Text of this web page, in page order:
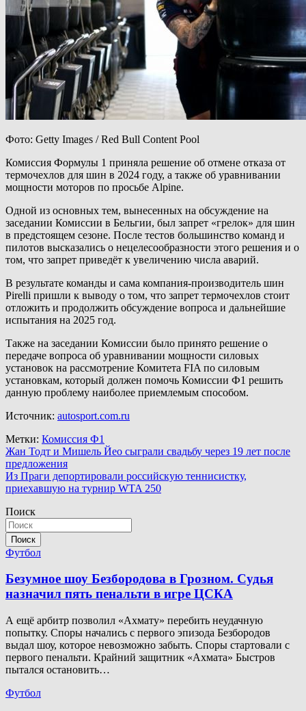
Фото: Getty Images / Red Bull Content Pool
Комиссия Формулы 1 приняла решение об отмене отказа от
термочехлов для шин в 2024 году, а также об уравнивании
мощности моторов по просьбе Alpine.
Одной из основных тем, вынесенных на обсуждение на
заседании Комиссии в Бельгии, был запрет «грелок» для шин
в предстоящем сезоне. После тестов большинство команд и
пилотов высказались о нецелесообразности этого решения и о
том, что запрет приведёт к увеличению числа аварий.
В результате команды и сама компания-производитель шин
Pirelli пришли к выводу о том, что запрет термочехлов стоит
отложить и продолжить обсуждение вопроса и дальнейшие
испытания на 2025 год.
Также на заседании Комиссии было принято решение о
передаче вопроса об уравнивании мощности силовых
установок на рассмотрение Комитета FIA по силовым
установкам, который должен помочь Комиссии Ф1 решить
данную проблему наиболее приемлемым способом.
Источник: autosport.com.ru
Метки: Комиссия Ф1
Навигация
по
записям
Жан Тодт и Мишель Йео сыграли свадьбу через 19 лет после
предложения
Из Праги депортировали российскую теннисистку,
приехавшую на турнир WTA 250
Поиск
Поиск
Футбол
Безумное шоу Безбородова в Грозном. Судья
назначил пять пенальти в игре ЦСКА
А ещё арбитр позволил «Ахмату» перебить неудачную
попытку. Споры начались с первого эпизода Безбородов
выдал шоу, которое невозможно забыть. Споры стартовали с
первого пенальти. Крайний защитник «Ахмата» Быстров
пытался остановить…
Футбол